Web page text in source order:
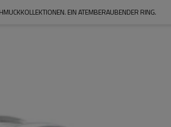
EIN ATEMBERAUBENDER RING.